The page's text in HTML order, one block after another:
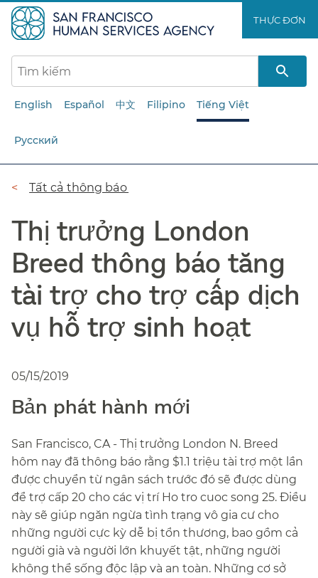
đến
nội
dung
THỰC ĐƠN​​
English Español 中文 Filipino Tiếng Việt
Русский
Đường
Tất cả thông báo​​
Thị trưởng London
Breed thông báo tăng
tài trợ cho trợ cấp dịch
vụ hỗ trợ sinh hoạt​​
05/15/2019
Bản phát hành mới​​
San Francisco, CA - Thị trưởng London N. Breed
hôm nay đã thông báo rằng $1.1 triệu tài trợ một lần
được chuyển từ ngân sách trước đó sẽ được dùng
để trợ cấp 20 cho các vị trí Ho tro cuoc song 25. Điều
này sẽ giúp ngăn ngừa tình trạng vô gia cư cho
những người cực kỳ dễ bị tổn thương, bao gồm cả
người già và người lớn khuyết tật, những người
không thể sống độc lập và an toàn. Những cơ sở